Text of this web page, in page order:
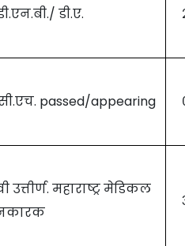
डी.ए.
passed/appearing
उत्तीर्ण. महाराष्ट्र मेडिकल